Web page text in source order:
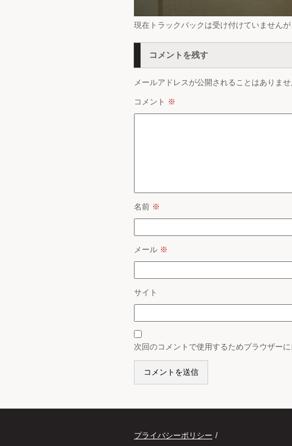
現在トラックバックは受け付けていませんが
コメントを残す
メールアドレスが公開されることはありませ
コメント ※
名前 ※
メール ※
サイト
次回のコメントで使用するためブラウザー
プライバシーポリシー